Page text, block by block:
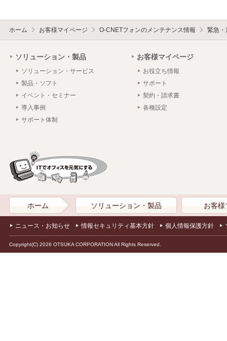
ホーム お客様マイページ O-CNETフォンのメンテナンス情報 緊急・
ソリューション・製品
ソリューション・サービス
製品・ソフト
イベント・セミナー
導入事例
サポート体制
お客様マイページ
お役立ち情報
サポート
契約・請求書
各種設定
ホーム ソリューション・製品 お客様
ニュース・お知らせ 情報セキュリティ基本方針 個人情報保護方針
Copyright(C) 2026 OTSUKA CORPORATION All Rights Reserved.